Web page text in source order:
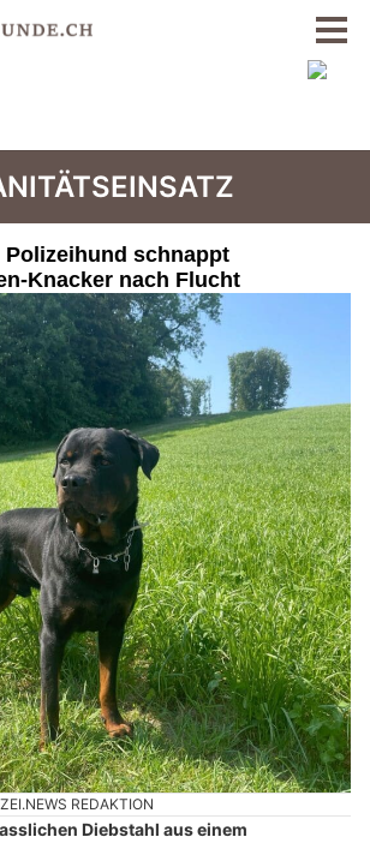
Polizeihund schnappt
Knacker nach Flucht
REDAKTION
Diebstahl aus einem